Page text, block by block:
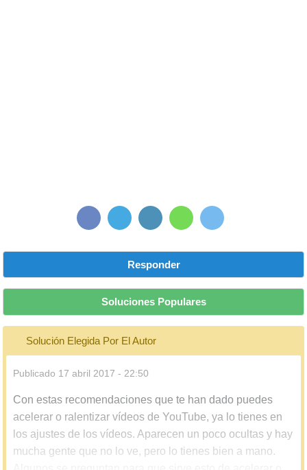
Responder
Soluciones Populares
Solución Elegida Por El Autor
Publicado 17 abril 2017 - 22:50
Con estas recomendaciones que te han dado puedes
acelerar o ralentizar vídeos de YouTube, ya lo tienes en
los ajustes de los vídeos. Aparecen un poco ocultas y hay
mucha gente que no lo ve, pero lo tienes bien a mano.